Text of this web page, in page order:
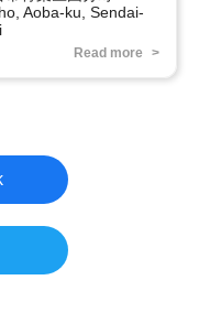
Aoba-ku, Sendai-
Read more